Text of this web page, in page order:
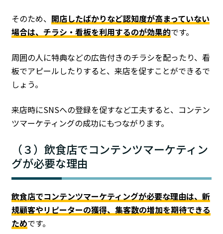
そのため、 開店したばかりなど認知度が高まっていない
場合は、チラシ・看板を利用するのが効果的です。
周囲の人に特典などの広告付きのチラシを配ったり、看
板でアピールしたりすると、来店を促すことができるで
しょう。
来店時にSNSへの登録を促すなど工夫すると、コンテン
ツマーケティングの成功にもつながります。
（３）飲食店でコンテンツマーケティン
グが必要な理由
飲食店でコンテンツマーケティングが必要な理由は、新
規顧客やリピーターの獲得、集客数の増加を期待できる
ためです。